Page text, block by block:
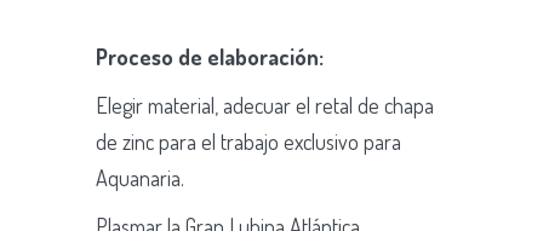
Proceso de elaboración:
Elegir material, adecuar el retal de chapa
de zinc para el trabajo exclusivo para
Aquanaria.